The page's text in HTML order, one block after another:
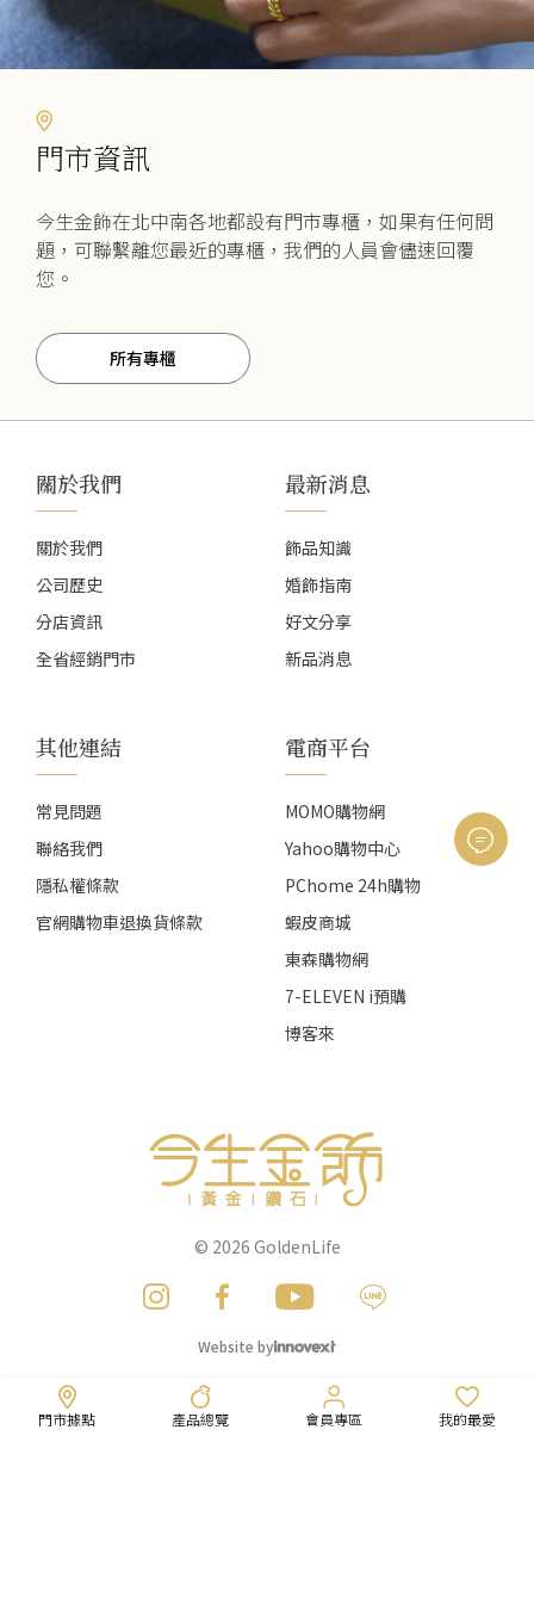
門市資訊
今生金飾在北中南各地都設有門市專櫃，如果有任何問
題，可聯繫離您最近的專櫃，我們的人員會儘速回覆
您。
所有專櫃
門市據點 產品總覽 會員專區 我的最愛
關於我們
關於我們
公司歷史
分店資訊
全省經銷門市
最新消息
飾品知識
婚飾指南
好文分享
新品消息
其他連結
常見問題
聯絡我們
隱私權條款
官網購物車退換貨條款
電商平台
MOMO購物網
Yahoo購物中心
PChome 24h購物
蝦皮商城
東森購物網
7-ELEVEN i預購
博客來
© 2026 GoldenLife
Website by